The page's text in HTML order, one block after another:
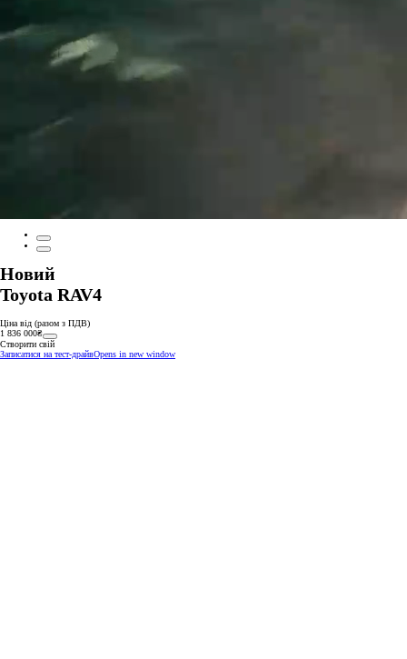
Новий
Toyota RAV4
Ціна від (разом з ПДВ)
1 836 000₴
Створити свій
Записатися на тест-драйвOpens in new window